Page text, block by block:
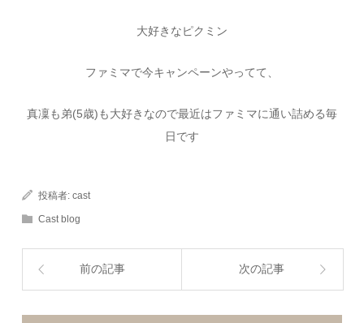
大好きなピクミン
ファミマで今キャンペーンやってて、
真凜も弟(5歳)も大好きなので最近はファミマに通い詰める毎
日です
投稿者:cast
Cast blog
前の記事 次の記事